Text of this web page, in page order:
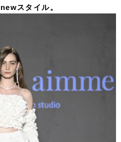
スタイル。